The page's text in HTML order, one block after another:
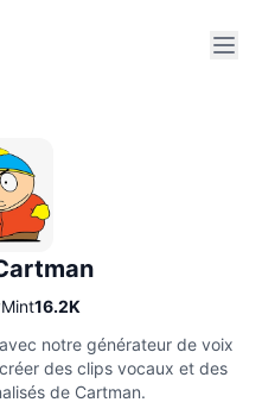
16.2K
notre générateur de voix
des clips vocaux et des
de Cartman.